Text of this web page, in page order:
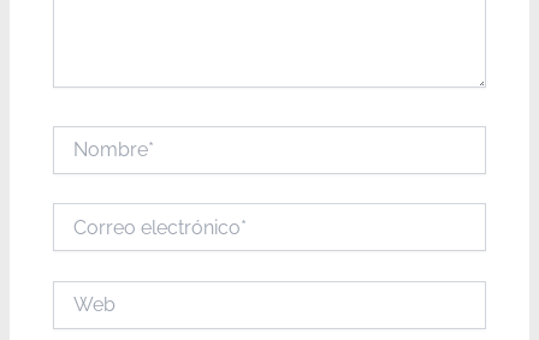
electrónico*